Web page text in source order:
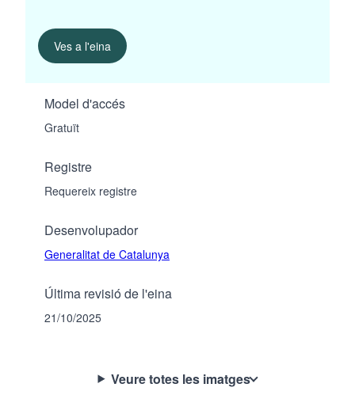
Ves a l'eina
Model d'accés
Gratuït
Registre
Requereix registre
Desenvolupador
Generalitat de Catalunya
Última revisió de l'eina
21/10/2025
Veure totes les imatges